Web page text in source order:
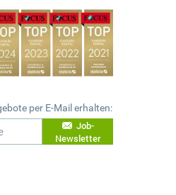
per E-Mail erhalten:
Job-
Newsletter